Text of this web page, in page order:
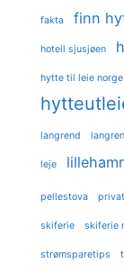
fakta finn
hotell sjusjøen
hytte til leie norge
langrend
leje
pellestova privat
skiferie skiferie
strømsparetips